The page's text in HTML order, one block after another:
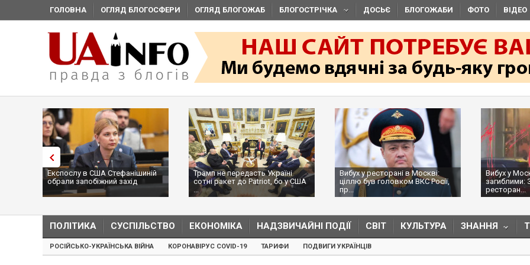
ГОЛОВНА ОГЛЯД БЛОГОСФЕРИ ОГЛЯД БЛОГОЖАБ БЛОГОСТРІЧКА ДОСЬЄ БЛОГОЖАБИ ФОТО ВІДЕО
Експослу в США Стефанішиній
обрали запобіжний захід
Трамп не передасть Україні
сотні ракет до Patriot, бо у США
...
Вибух у ресторані в Москві:
ціллю був головком ВКС Росії,
пр...
Вибух у
загиблими:
ресторан...
ПОЛІТИКА СУСПІЛЬСТВО ЕКОНОМІКА НАДЗВИЧАЙНІ ПОДІЇ СВІТ КУЛЬТУРА ЗНАННЯ
РОСІЙСЬКО-УКРАЇНСЬКА ВІЙНА КОРОНАВІРУС COVID-19 ТАРИФИ ПОДВИГИ УКРАЇНЦІВ